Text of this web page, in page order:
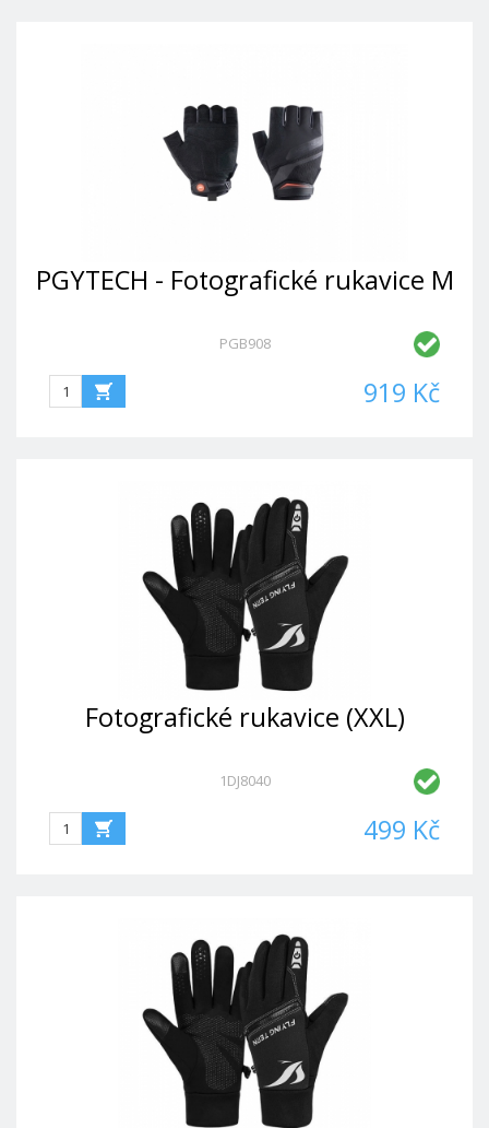
PGYTECH - Fotografické rukavice M
PGB908
919 Kč
Fotografické rukavice (XXL)
1DJ8040
499 Kč